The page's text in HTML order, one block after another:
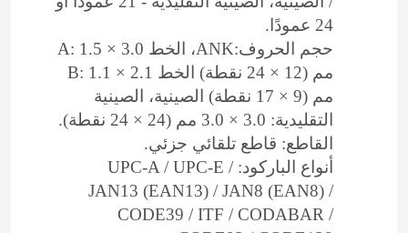
24 عمودًا.
حجم الحروف:ANK، الخط A: 1.5 × 3.0
مم (12 × 24 نقطة) الخط B: 1.1 × 2.1
مم (9 × 17 نقطة) الصينية، الصينية
التقليدية: 3.0 × 3.0 مم (24 × 24 نقطة).
القاطع: قاطع تلقائي جزئي.
أنواع الباركود: UPC-A / UPC-E /
JAN13 (EAN13) / JAN8 (EAN8) /
CODE39 / ITF / CODABAR /